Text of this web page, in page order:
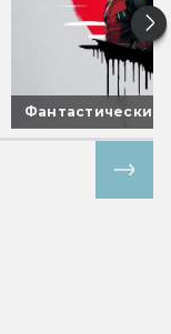
Фантастические